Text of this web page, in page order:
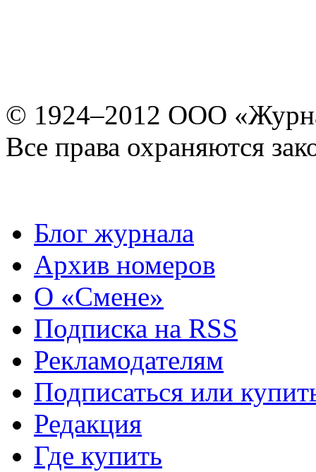
© 1924–2012 ООО
Все права охраняются
Блог журнала
Архив номеров
О «Смене»
Подписка на RSS
Рекламодателям
Подписаться или
Редакция
Где купить